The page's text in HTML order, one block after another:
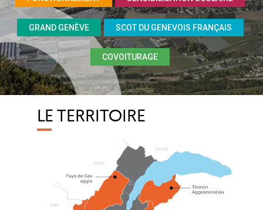
GRAND GENÈVE SCOT DU GENEVOIS FRANÇAIS
COVOITURAGE
LE TERRITOIRE